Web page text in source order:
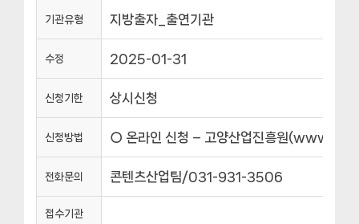
기관유형 지방출자_출연기관
수정 2025-01-31
신청기한 상시신청
신청방법 ○ 온라인 신청 – 고양산업진흥원
전화문의 콘텐츠산업팀/031-931-3506
접수기관